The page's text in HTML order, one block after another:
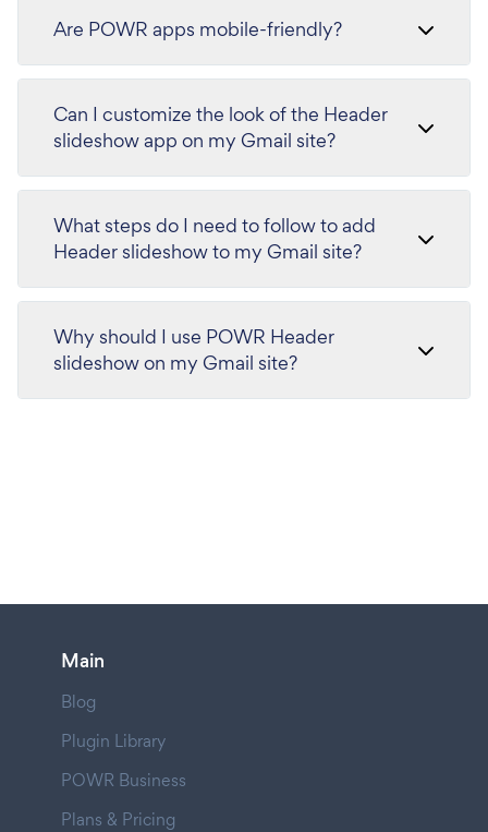
Are POWR apps mobile-friendly?
Can I customize the look of the Header
slideshow app on my Gmail site?
What steps do I need to follow to add
Header slideshow to my Gmail site?
Why should I use POWR Header
slideshow on my Gmail site?
Main
Blog
Plugin Library
POWR Business
Plans & Pricing